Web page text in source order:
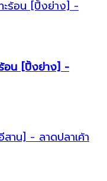
ร้อน [ปิ้งย่าง] -